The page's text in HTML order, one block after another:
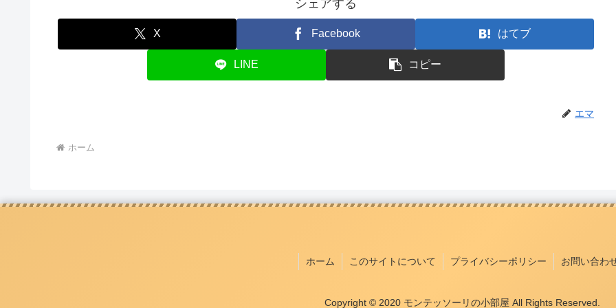
シェアする
X Facebook はてブ
LINE コピー
エマ
ホーム
ホーム このサイトについて プライバシーポリシー お問い合わ
Copyright © 2020 モンテッソーリの小部屋 All Rights Reserved.